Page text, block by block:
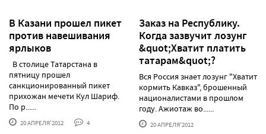
В Казани прошел пикет
против навешивания
ярлыков
В столице Татарстана в
пятницу прошел
санкционированный пикет
прихожан мечети Кул Шариф.
По р......
20 АПРЕЛЯ'2012 4
Заказ на Республику.
Когда зазвучит лозунг
&quot;Хватит платить
татарам&quot;?
Вся Россия знает лозунг "Хватит
кормить Кавказ", брошенный
националистами в прошлом
году. Ажиотаж во......
20 АПРЕЛЯ'2012